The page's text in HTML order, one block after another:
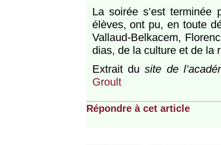
La soirée s’est
élèves, ont pu, en toute
Vallaud-Belkacem,
dias, de la culture et de la
Extrait dusite de
Groult
Répondre à cet article